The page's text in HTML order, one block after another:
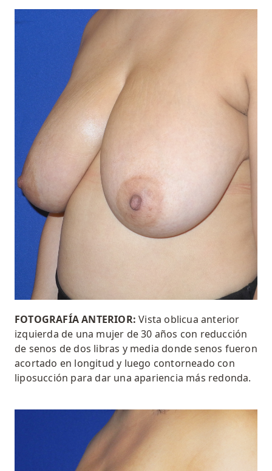
FOTOGRAFÍA ANTERIOR:Vista oblicua anterior
izquierda de una mujer de 30 años con reducción
de senos de dos libras y media dondesenos fueron
acortado en longitud y luego contorneado con
liposucción para dar una apariencia más redonda.